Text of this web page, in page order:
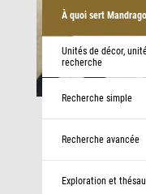
À quoi sert
Unités de décor,
recherche
Recherche simple
Recherche avancée
Exploration et